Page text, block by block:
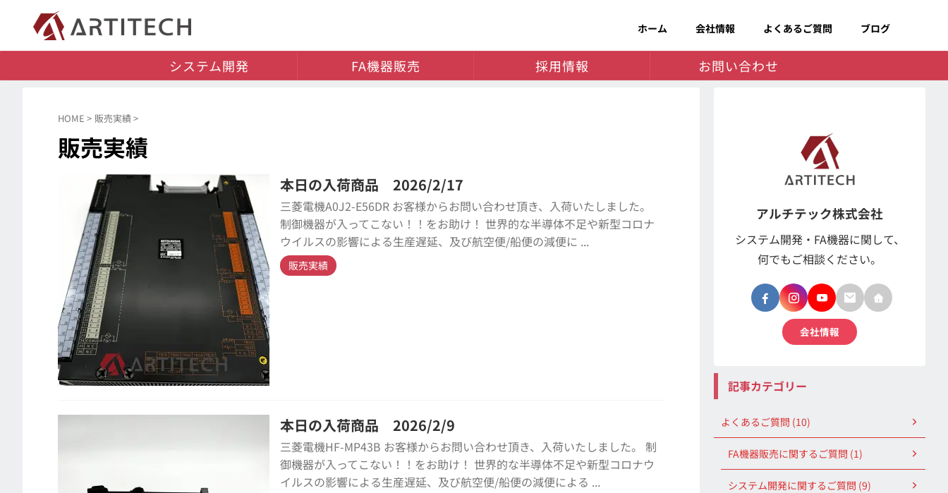
ホーム 会社情報 よくあるご質問 ブログ
システム開発 FA機器販売 採用情報 お問い合わせ
HOME > 販売実績>
販売実績
本日の入荷商品 2026/2/17
三菱電機A0J2-E56DR お客様からお問い合わせ頂き、入荷いたしました。
制御機器が入ってこない！！をお助け！ 世界的な半導体不足や新型コロナ
ウイルスの影響による生産遅延、及び航空便/船便の減便に ...
販売実績
本日の入荷商品 2026/2/9
三菱電機HF-MP43B お客様からお問い合わせ頂き、入荷いたしました。 制
御機器が入ってこない！！をお助け！ 世界的な半導体不足や新型コロナウ
イルスの影響による生産遅延、及び航空便/船便の減便による ...
アルチテック株式会社
システム開発・FA機器に関して、
何でもご相談ください。
会社情報
記事カテゴリー
よくあるご質問 (10)
FA機器販売に関するご質問 (1)
システム開発に関するご質問 (9)